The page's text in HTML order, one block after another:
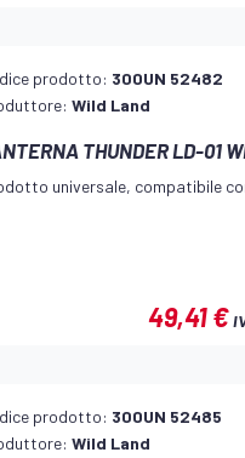
prodotto: 300UN 52482
Wild Land
THUNDER LD-01
universale, compatibile
49,41 €
prodotto: 300UN 52485
Wild Land